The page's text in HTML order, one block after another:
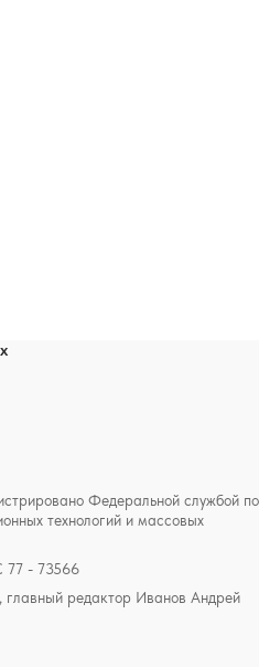
Федеральной службой по
технологий и массовых
77 - 73566
редактор Иванов Андрей